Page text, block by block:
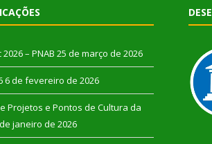
– PNAB 25 de março de 2026
6 de fevereiro de 2026
Projetos e Pontos de Cultura da
janeiro de 2026